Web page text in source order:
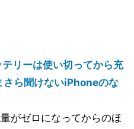
リーは使い切ってから充
さら聞けないiPhoneのな
がゼロになってからのほ